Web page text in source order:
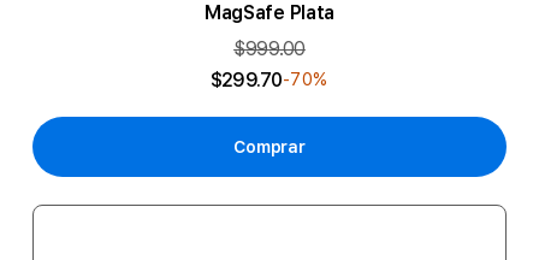
MagSafe Plata
$999.00
$299.70-70%
Comprar